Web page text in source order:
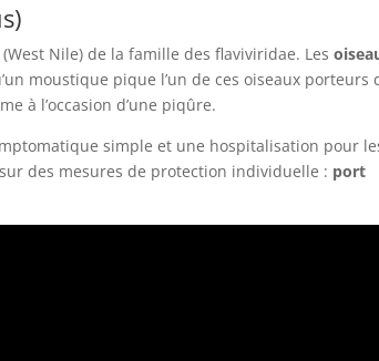
Nile) de la famille des flaviviridae. Les
moustique pique l’un de ces oiseaux porteurs
à l’occasion d’une piqûre.
simple et une hospitalisation pour
des mesures de protection individuelle : port